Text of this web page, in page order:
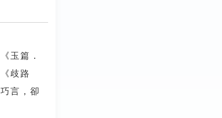
玉篇．
歧路
言，卻